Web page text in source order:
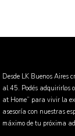
Desde LK Buenos Aires
al 45. Podés adquirirlos
at Home” para vivir la
asesoría con nuestras
máximo de tu próxima